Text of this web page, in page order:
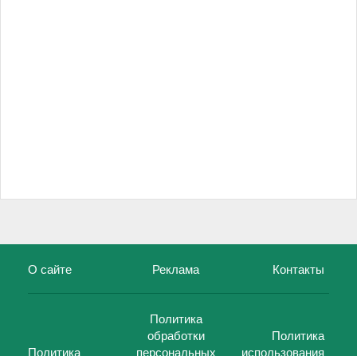
О сайте Реклама Контакты
Политика
Политика
обработки
персональных
Политика
использования